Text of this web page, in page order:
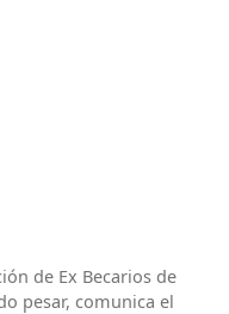
de Ex Becarios de
pesar, comunica el